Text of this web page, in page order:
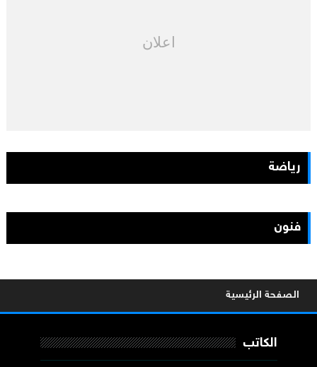
اعلان
رياضة
فنون
الصفحة الرئيسية
الكاتب